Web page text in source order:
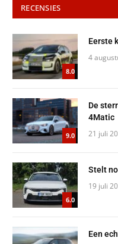
RECENSIES
8.0
Eerste
4
9.0
De
4Matic
21 juli
6.0
Stelt
19 juli
Een